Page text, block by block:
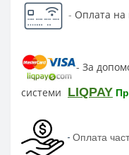
- Оплата на
- За
системи LIQPAY
- Оплата